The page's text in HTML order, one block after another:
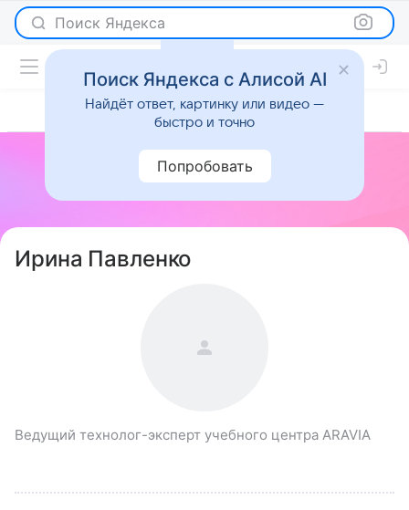
Поиск Яндекса
Ирина Павленко
Ведущий технолог-эксперт учебного центра ARAVIA
Поиск Яндекса с Алисой AI
Найдёт ответ, картинку или видео —
быстро и точно
Попробовать